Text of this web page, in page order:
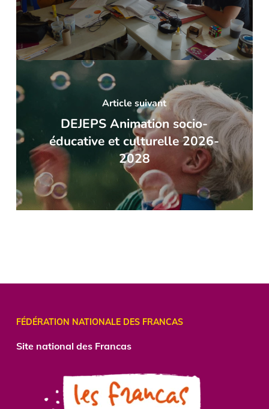
Article suivant
DEJEPS Animation socio-
éducative et culturelle 2026-
2028
FÉDÉRATION NATIONALE DES FRANCAS
Site national des Francas